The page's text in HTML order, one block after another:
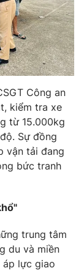
Công an
kiểm tra xe
từ 15.000kg
Sự đồng
vận tải đang
bức tranh
trung tâm
du và miền
áp lực giao